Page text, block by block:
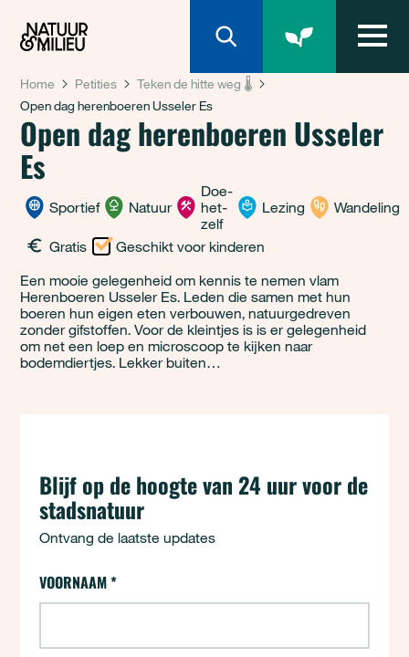
Home Petities
Teken de hitte weg 🌡️
Open dag herenboeren Usseler Es
Open dag herenboeren Usseler
Es
Sportief Natuur
Doe-
het-
zelf
Lezing Wandeling
Gratis
Geschikt voor kinderen
Een mooie gelegenheid om kennis te nemen vlam
Herenboeren Usseler Es. Leden die samen met hun
boeren hun eigen eten verbouwen, natuurgedreven
zonder gifstoffen. Voor de kleintjes is is er gelegenheid
om net een loep en microscoop te kijken naar
bodemdiertjes. Lekker buiten…
Blijf op de hoogte van 24 uur voor de
stadsnatuur
Ontvang de laatste updates
24 uur - Aanmelden (opt-ins)
VOORNAAM*